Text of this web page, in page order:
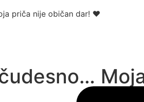
priča nije običan dar! ♥️